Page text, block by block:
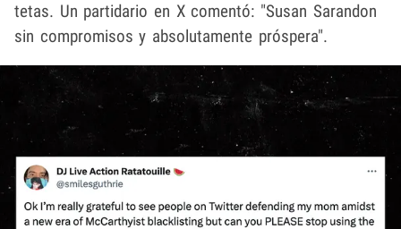
tetas. Un partidario en X comentó: "Susan Sarandon
sin compromisos y absolutamente próspera".